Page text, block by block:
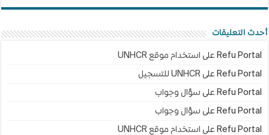
أحدث التعليقات
Refu Portal على استخدام موقع UNHCR
Refu Portal علىUNHCR للتسجيل
Refu Portal على سؤال وجواب
Refu Portal على سؤال وجواب
Refu Portal على استخدام موقع UNHCR